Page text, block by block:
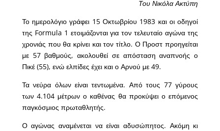
Του Νικόλα Ακτύπη
Το ημερολόγιο γράφει 15 Οκτωβρίου 1983 και οι οδηγοί
της Formula 1 ετοιμάζονται για τον τελευταίο αγώνα της
χρονιάς που θα κρίνει και τον τίτλο. Ο Προστ προηγείται
με 57 βαθμούς, ακολουθεί σε απόσταση αναπνοής ο
Πικέ (55), ενώ ελπίδες έχει και ο Αρνού με 49.
Τα νεύρα όλων είναι τεντωμένα. Από τους 77 γύρους
των 4.104 μέτρων ο καθένας θα προκύψει ο επόμενος
παγκόσμιος πρωταθλητής.
Ο αγώνας αναμένεται να είναι αδυσώπητος. Ακόμη κι